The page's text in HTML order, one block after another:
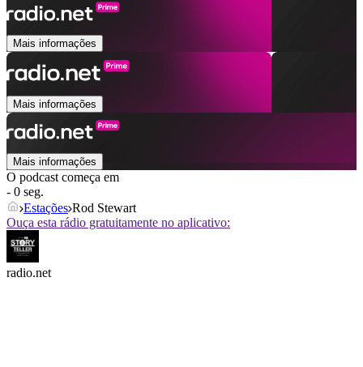
Mais informações
Mais informações
Mais informações
O podcast começa em
- 0 seg.
Estações Rod Stewart
Ouça esta rádio gratuitamente no aplicativo:
radio.net